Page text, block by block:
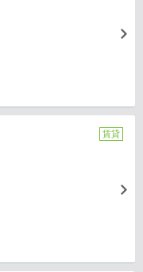
賃貸